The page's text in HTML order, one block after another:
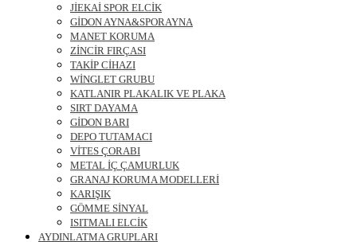
JİEKAİ SPOR ELCİK
GİDON AYNA&SPORAYNA
MANET KORUMA
ZİNCİR FIRÇASI
TAKİP CİHAZI
WİNGLET GRUBU
KATLANIR PLAKALIK VE PLAKA
SIRT DAYAMA
GİDON BARI
DEPO TUTAMACI
VİTES ÇORABI
METAL İÇ ÇAMURLUK
GRANAJ KORUMA MODELLERİ
KARIŞIK
GÖMME SİNYAL
ISITMALI ELCİK
AYDINLATMA GRUPLARI